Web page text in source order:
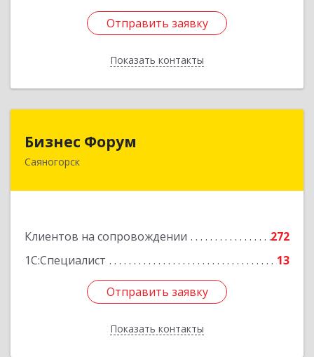
Отправить заявку
Показать контакты
Отправить заявку
Назад
Бизнес Форум
Саяногорск
Клиентов на сопровождении
272
1С:Специалист
13
Отправить заявку
Показать контакты
655603, Хакасия Респ, Саяногорск г, Советский
Отправить заявку
Назад